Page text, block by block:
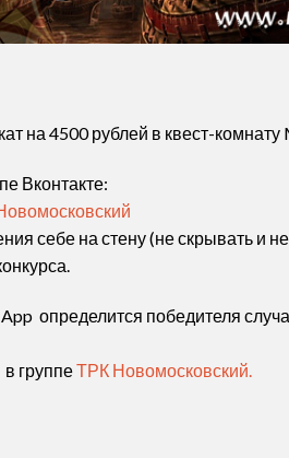
на 4500 рублей в квест-комнату
Вконтакте:
себе на стену (не скрывать и
определится победителя
группеТРК Новомосковский.